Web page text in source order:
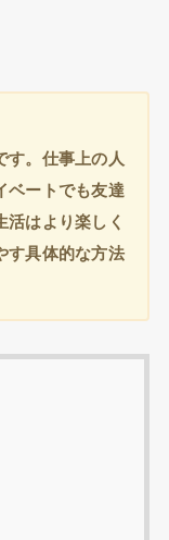
す。仕事上の人
ベートでも友達
活はより楽しく
す具体的な方法